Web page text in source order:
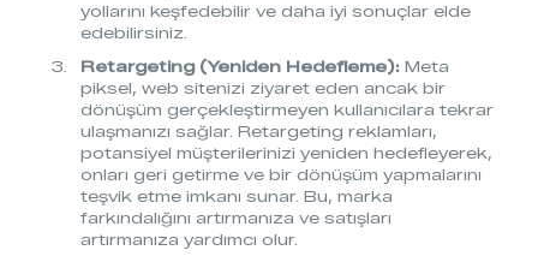
yollarını keşfedebilir ve daha iyi sonuçlar elde
edebilirsiniz.
Retargeting (Yeniden Hedefleme):Meta
piksel, web sitenizi ziyaret eden ancak bir
dönüşüm gerçekleştirmeyen kullanıcılara tekrar
ulaşmanızı sağlar. Retargeting reklamları,
potansiyel müşterilerinizi yeniden hedefleyerek,
onları geri getirme ve bir dönüşüm yapmalarını
teşvik etme imkanı sunar. Bu, marka
farkındalığını artırmanıza ve satışları
artırmanıza yardımcı olur.